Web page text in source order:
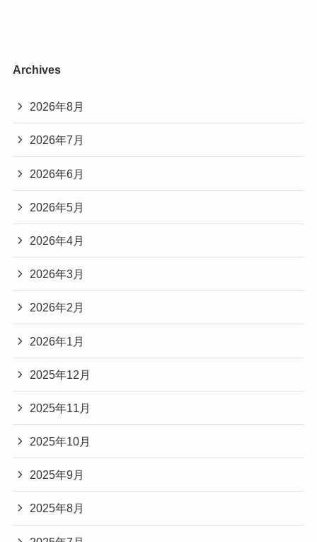
Archives
2026年8月
2026年7月
2026年6月
2026年5月
2026年4月
2026年3月
2026年2月
2026年1月
2025年12月
2025年11月
2025年10月
2025年9月
2025年8月